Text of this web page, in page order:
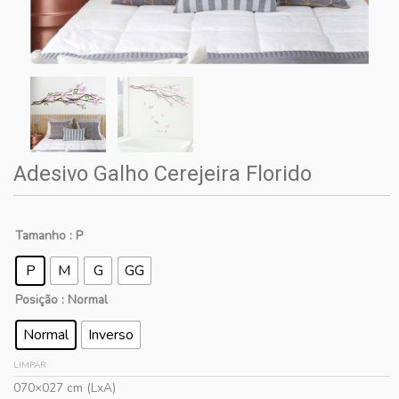
Adesivo Galho Cerejeira Florido
Tamanho : P
P M G GG
Posição : Normal
Normal Inverso
LIMPAR
070×027 cm (LxA)